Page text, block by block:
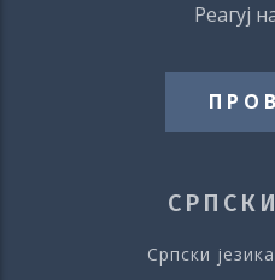
Реагуј
Српски